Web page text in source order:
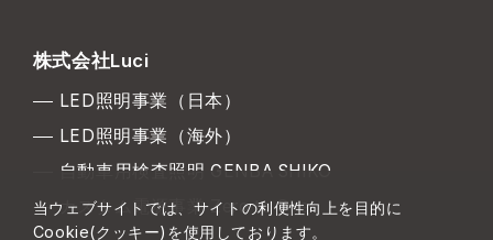
株式会社Luci
LED照明事業（日本）
LED照明事業（海外）
自動車用検査照明 GENBA SHIKO
カスタム電源事業 Zero to One
当ウェブサイトでは、サイトの利便性向上を目的に
Cookie(クッキー)を使用しております。